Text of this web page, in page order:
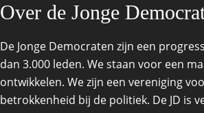
Over de Jonge
De Jonge Democraten zijn een
dan 3.000 leden. We staan voor een
ontwikkelen. We zijn een vereniging
betrokkenheid bij de politiek. De JD is